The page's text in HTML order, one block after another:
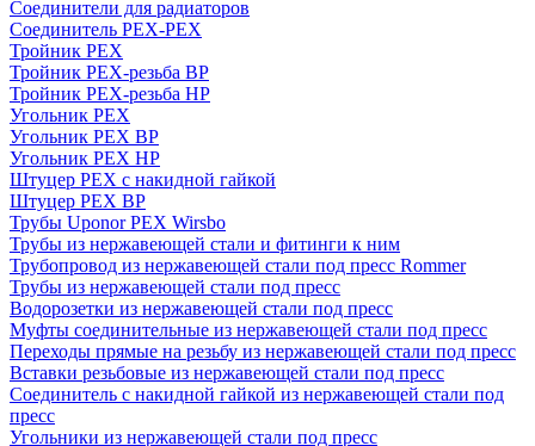
Соединители для радиаторов
Соединитель PEX-PEX
Тройник PEX
Тройник PEX-резьба ВР
Тройник PEX-резьба НР
Угольник PEX
Угольник PEX ВР
Угольник PEX НР
Штуцер PEX c накидной гайкой
Штуцер PEX ВР
Трубы Uponor PEX Wirsbo
Трубы из нержавеющей стали и фитинги к ним
Трубопровод из нержавеющей стали под пресс Rommer
Трубы из нержавеющей стали под пресс
Водорозетки из нержавеющей стали под пресс
Муфты соединительные из нержавеющей стали под пресс
Переходы прямые на резьбу из нержавеющей стали под пресс
Вставки резьбовые из нержавеющей стали под пресс
Соединитель с накидной гайкой из нержавеющей стали под
пресс
Угольники из нержавеющей стали под пресс